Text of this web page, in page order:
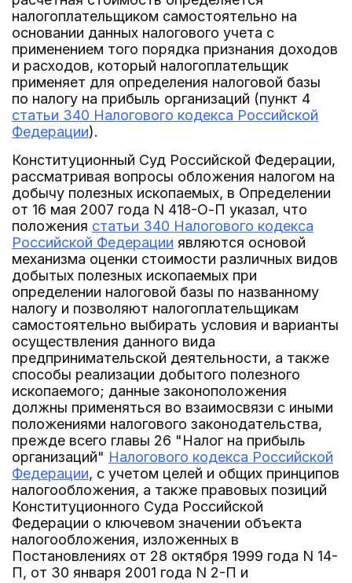
налогоплательщиком самостоятельно на
основании данных налогового учета с
применением того порядка признания доходов
и расходов, который налогоплательщик
применяет для определения налоговой базы
по налогу на прибыль организаций (пункт 4
статьи 340 Налогового кодекса Российской
Федерации).
Конституционный Суд Российской Федерации,
рассматривая вопросы обложения налогом на
добычу полезных ископаемых, в Определении
от 16 мая 2007 года N 418-О-П указал, что
положения статьи 340 Налогового кодекса
Российской Федерации являются основой
механизма оценки стоимости различных видов
добытых полезных ископаемых при
определении налоговой базы по названному
налогу и позволяют налогоплательщикам
самостоятельно выбирать условия и варианты
осуществления данного вида
предпринимательской деятельности, а также
способы реализации добытого полезного
ископаемого; данные законоположения
должны применяться во взаимосвязи с иными
положениями налогового законодательства,
прежде всего главы 26 "Налог на прибыль
организаций" Налогового кодекса Российской
Федерации, с учетом целей и общих принципов
налогообложения, а также правовых позиций
Конституционного Суда Российской
Федерации о ключевом значении объекта
налогообложения, изложенных в
Постановлениях от 28 октября 1999 года N 14-
П, от 30 января 2001 года N 2-П и